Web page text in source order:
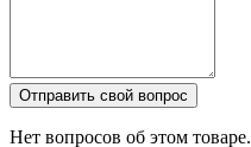
Отправить свой вопрос
Нет вопросов об этом товаре.